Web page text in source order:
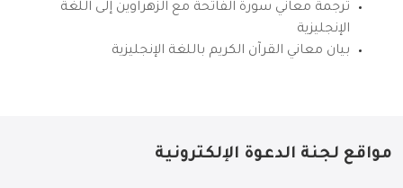
ترجمة معاني سورة الفاتحة مع الزهراوين إلى اللغة
الإنجليزية
بيان معاني القرآن الكريم باللغة الإنجليزية
مواقع لجنة الدعوة الإلكترونية